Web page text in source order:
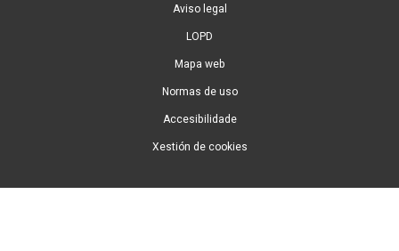
Aviso legal
LOPD
Mapa web
Normas de uso
Accesibilidade
Xestión de cookies